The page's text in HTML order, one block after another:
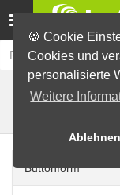
🍪 Cookie
Cookies und
personalisierte
Weitere
Ablehnen
Buttons erstellen
Buttonform